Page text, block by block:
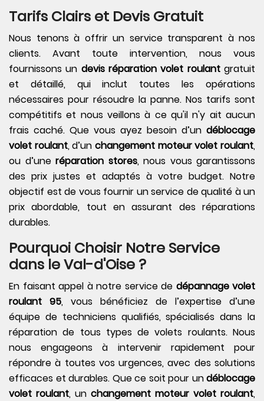
Tarifs Clairs et Devis Gratuit
Nous tenons à offrir un service transparent à nos
clients. Avant toute intervention, nous vous
fournissons un devis réparation volet roulantgratuit
et détaillé, qui inclut toutes les opérations
nécessaires pour résoudre la panne. Nos tarifs sont
compétitifs et nous veillons à ce qu'il n'y ait aucun
frais caché. Que vous ayez besoin d’un déblocage
volet roulant, d’unchangement moteur volet roulant,
ou d’une réparation stores, nous vous garantissons
des prix justes et adaptés à votre budget. Notre
objectif est de vous fournir un service de qualité à un
prix abordable, tout en assurant des réparations
durables.
Pourquoi Choisir Notre Service
dans le Val-d'Oise ?
En faisant appel à notre service de dépannage volet
roulant 95, vous bénéficiez de l’expertise d’une
équipe de techniciens qualifiés, spécialisés dans la
réparation de tous types de volets roulants. Nous
nous engageons à intervenir rapidement pour
répondre à toutes vos urgences, avec des solutions
efficaces et durables. Que ce soit pour undéblocage
volet roulant, un changement moteur volet roulant,